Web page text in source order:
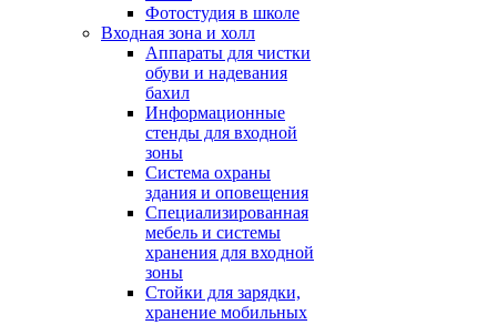
Фотостудия в школе
Входная зона и холл
Аппараты для чистки
обуви и надевания
бахил
Информационные
стенды для входной
зоны
Система охраны
здания и оповещения
Специализированная
мебель и системы
хранения для входной
зоны
Стойки для зарядки,
хранение мобильных